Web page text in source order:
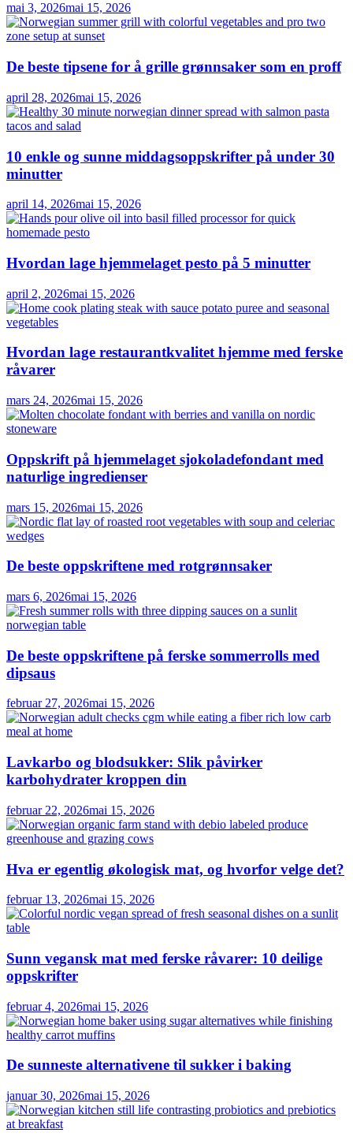
mai 3, 2026mai 15, 2026
De beste tipsene for å grille grønnsaker som en proff
april 28, 2026mai 15, 2026
10 enkle og sunne middagsoppskrifter på under 30
minutter
april 14, 2026mai 15, 2026
Hvordan lage hjemmelaget pesto på 5 minutter
april 2, 2026mai 15, 2026
Hvordan lage restaurantkvalitet hjemme med ferske
råvarer
mars 24, 2026mai 15, 2026
Oppskrift på hjemmelaget sjokoladefondant med
naturlige ingredienser
mars 15, 2026mai 15, 2026
De beste oppskriftene med rotgrønnsaker
mars 6, 2026mai 15, 2026
De beste oppskriftene på ferske sommerrolls med
dipsaus
februar 27, 2026mai 15, 2026
Lavkarbo og blodsukker: Slik påvirker
karbohydrater kroppen din
februar 22, 2026mai 15, 2026
Hva er egentlig økologisk mat, og hvorfor velge det?
februar 13, 2026mai 15, 2026
Sunn vegansk mat med ferske råvarer: 10 deilige
oppskrifter
februar 4, 2026mai 15, 2026
De sunneste alternativene til sukker i baking
januar 30, 2026mai 15, 2026